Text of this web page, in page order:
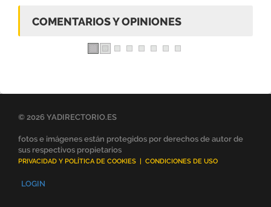
COMENTARIOS Y OPINIONES
© 2026 YADIRECTORIO.ES
fotos e imágenes están protegidos por derechos de autor de
sus respectivos propietarios
PRIVACIDAD Y POLÍTICA DE COOKIES | CONDICIONES DE USO
LOGIN